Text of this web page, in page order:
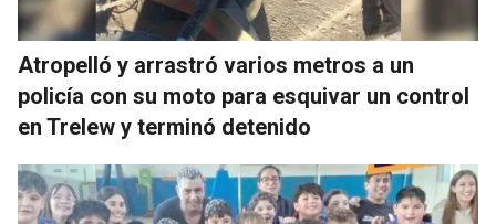
Atropelló y arrastró varios metros a un
policía con su moto para esquivar un control
en Trelew y terminó detenido